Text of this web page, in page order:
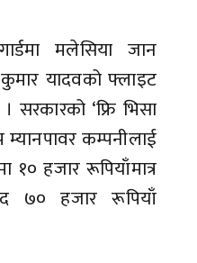
मलेसिया जान
यादवको फ्लाइट
‘फ्रि भिसा
कम्पनीलाई
१० हजार रूपियाँमात्र
७० हजार रूपियाँ